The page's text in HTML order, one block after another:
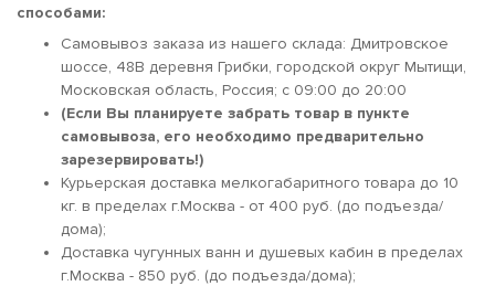
способами:
Самовывоз заказа из нашего склада: Дмитровское
шоссе, 48В деревня Грибки, городской округ Мытищи,
Московская область, Россия; c 09:00 до 20:00
(Если Вы планируете забрать товар в пункте
самовывоза, его необходимо предварительно
зарезервировать!)
Курьерская доставка мелкогабаритного товара до 10
кг. в пределах г.Москва - от 400 руб. (до подъезда/
дома);
Доставка чугунных ванн и душевых кабин в пределах
г.Москва - 850 руб. (до подъезда/дома);